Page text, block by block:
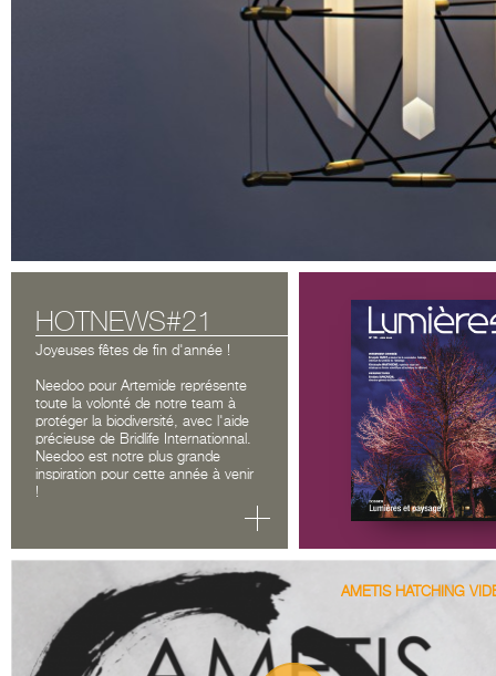
HOTNEWS#21
Joyeuses fêtes de fin d'année !
Needoo pour Artemide représente
toute la volonté de notre team à
protéger la biodiversité, avec l'aide
précieuse de Bridlife Internationnal.
Needoo est notre plus grande
inspiration pour cette année à venir
!
AMETIS HATCHING